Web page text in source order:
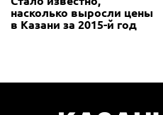
насколько выросли цены
в Казани за 2015-й год